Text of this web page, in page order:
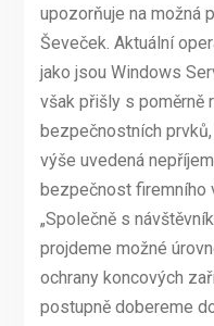
upozorňuje na možná
Ševeček. Aktuální
jako jsou Windows
však přišly s poměrně
bezpečnostních
výše uvedená
bezpečnost firemního
„Společně s
projdeme možné
ochrany koncových
postupně dobereme